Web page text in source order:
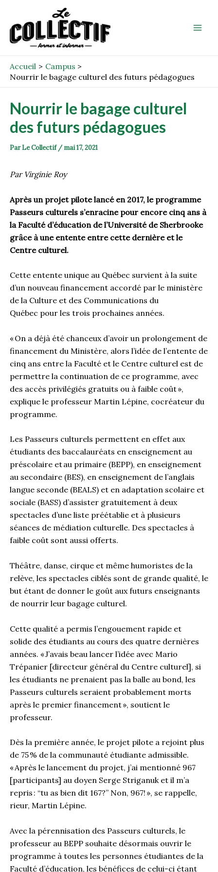
contenu
Accueil
Campus
Nourrir le bagage culturel des futurs pédagogues
Nourrir le bagage culturel
des futurs pédagogues
ParLe Collectif / mai 17, 2021
Par Virginie Roy
Après un projet pilote lancé en 2017, le programme
Passeurs culturels s’enracine pour encore cinq ans à
la Faculté d’éducation de l’Université de Sherbrooke
grâce à une entente entre cette dernière et le
Centre culturel.
Cette entente unique au Québec survient à la suite
d’un nouveau financement accordé par le ministère
de la Culture et des Communications du
Québec pour les trois prochaines années.
«On a déjà été chanceux d’avoir un prolongement de
financement du Ministère, alors l’idée de l’entente de
cinq ans entre la Faculté et le Centre culturel est de
permettre la continuation de ce programme, avec
des accès privilégiés gratuits ou à faible coût»,
explique le professeur Martin Lépine, cocréateur du
programme.
Les Passeurs culturels permettent en effet aux
étudiants des baccalauréats en enseignement au
préscolaire et au primaire (BEPP), en enseignement
au secondaire (BES), en enseignement de l’anglais
langue seconde (BEALS) et en adaptation scolaire et
sociale (BASS) d’assister gratuitement à deux
spectacles d’une liste préétablie et à plusieurs
séances de médiation culturelle. Des spectacles à
faible coût sont aussi offerts.
Théâtre, danse, cirque et même humoristes de la
relève, les spectacles ciblés sont de grande qualité, le
but étant de donner le goût aux futurs enseignants
de nourrir leur bagage culturel.
Cette qualité a permis l’engouement rapide et
solide des étudiants au cours des quatre dernières
années. «J’avais beau lancer l’idée avec Mario
Trépanier [directeur général du Centre culturel], si
les étudiants ne prenaient pas la balle au bond, les
Passeurs culturels seraient probablement morts
après le premier financement», soutient le
professeur.
Dès la première année, le projet pilote a rejoint plus
de 75% de la communauté étudiante admissible.
«Après le lancement du projet, j’ai mentionné 967
[participants] au doyen Serge Striganuket il m’a
repris : “tu as bien dit 167?” Non, 967! », se rappelle,
rieur, Martin Lépine.
Avec la pérennisation des Passeurs culturels, le
professeur au BEPP souhaite désormais ouvrir le
programme à toutes les personnes étudiantes de la
Faculté d’éducation, les bénéfices de celui-ci étant
navigation